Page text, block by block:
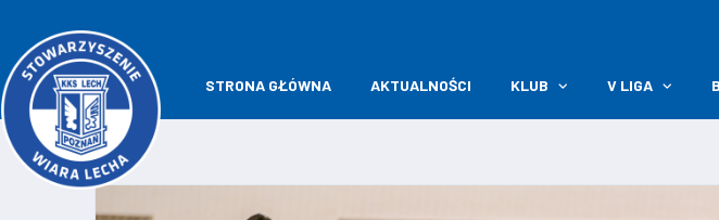
STRONA GŁÓWNA AKTUALNOŚCI KLUB V LIGA